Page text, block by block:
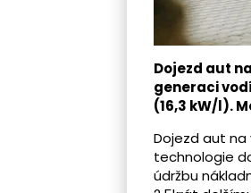
Dojezd aut
generaci
(16,3 kW/l).
Dojezd aut
technologie
údržbu